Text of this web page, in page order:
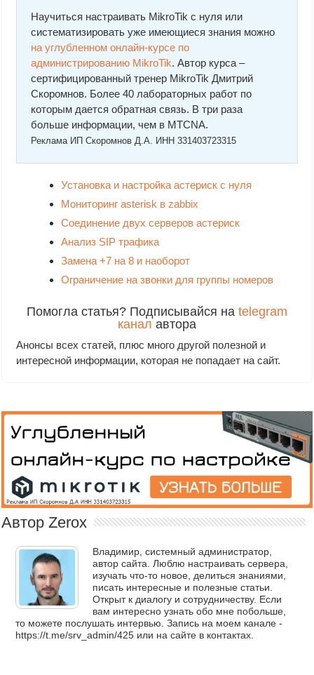
Научиться настраивать MikroTik с нуля или
систематизировать уже имеющиеся знания можно
на углубленном онлайн-курcе по
администрированию MikroTik. Автор курcа –
сертифицированный тренер MikroTik Дмитрий
Скоромнов. Более 40 лабораторных работ по
которым дается обратная связь. В три раза
больше информации, чем в MTCNA.
Реклама ИП Скоромнов Д.А. ИНН 331403723315
Установка и настройка астериск с нуля
Мониторинг asterisk в zabbix
Соединение двух серверов астериск
Анализ SIP трафика
Замена +7 на 8 и наоборот
Ограничение на звонки для группы номеров
Помогла статья? Подписывайся на telegram
канал автора
Анонсы всех статей, плюс много другой полезной и
интересной информации, которая не попадает на сайт.
Автор Zerox
Владимир, системный администратор,
автор сайта. Люблю настраивать сервера,
изучать что-то новое, делиться знаниями,
писать интересные и полезные статьи.
Открыт к диалогу и сотрудничеству. Если
вам интересно узнать обо мне побольше,
то можете послушать интервью. Запись на моем канале -
https://t.me/srv_admin/425 или на сайте в контактах.